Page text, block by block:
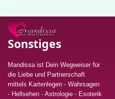
Sonstiges
Mandissa ist Dein Wegweiser für
die Liebe und Partnerschaft
mittels Kartenlegen - Wahrsagen
- Hellsehen - Astrologie - Esoterik